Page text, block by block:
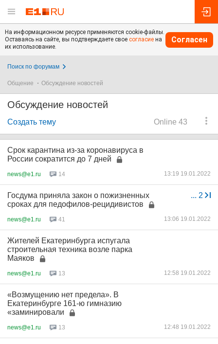
На информационном ресурсе применяются cookie-файлы.
Оставаясь на сайте, вы подтверждаете свое согласие на
их использование.
Согласен
Поиск по форумам
Общение Обсуждение новостей
Обсуждение новостей
Online 43
Создать тему
Срок карантина из-за коронавируса в
России сократится до 7 дней
news@e1.ru 14 13:19 19.01.2022
... 2
Госдума приняла закон о пожизненных
сроках для педофилов-рецидивистов
news@e1.ru 41 13:06 19.01.2022
Жителей Екатеринбурга испугала
строительная техника возле парка
Маяков
news@e1.ru 13 12:58 19.01.2022
«Возмущению нет предела». В
Екатеринбурге 161-ю гимназию
«заминировали
news@e1.ru 13 12:48 19.01.2022